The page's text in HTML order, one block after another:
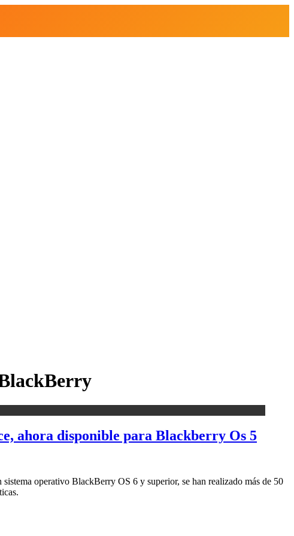
ahora disponible para Blackberry Os 5
operativo BlackBerry OS 6 y superior, se han realizado más de 50